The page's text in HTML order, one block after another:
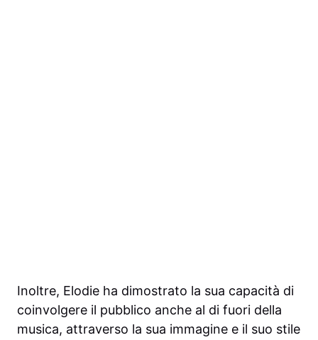
Inoltre, Elodie ha dimostrato la sua capacità di
coinvolgere il pubblico anche al di fuori della
musica, attraverso la sua immagine e il suo stile